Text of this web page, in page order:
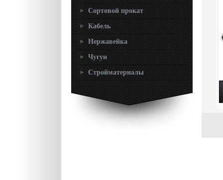
Сортовой прокат
Кабель
Нержавейка
Чугун
Стройматериалы